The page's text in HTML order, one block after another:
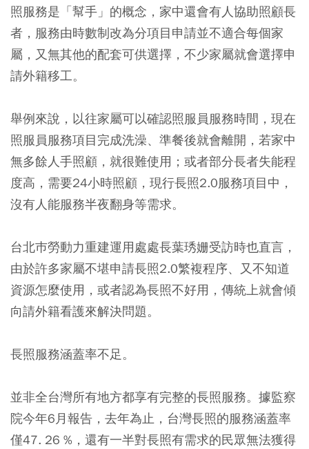
照服務是「幫手」的概念，家中還會有人協助照顧長
者，服務由時數制改為分項目申請並不適合每個家
屬，又無其他的配套可供選擇，不少家屬就會選擇申
請外籍移工。
舉例來說，以往家屬可以確認照服員服務時間，現在
照服員服務項目完成洗澡、準餐後就會離開，若家中
無多餘人手照顧，就很難使用；或者部分長者失能程
度高，需要24小時照顧，現行長照2.0服務項目中，
沒有人能服務半夜翻身等需求。
台北巿勞動力重建運用處處長葉琇姗受訪時也直言，
由於許多家屬不堪申請長照2.0繁複程序、又不知道
資源怎麼使用，或者認為長照不好用，傳統上就會傾
向請外籍看護來解決問題。
長照服務涵蓋率不足。
並非全台灣所有地方都享有完整的長照服務。據監察
院今年6月報告，去年為止，台灣長照的服務涵蓋率
僅47. 26 %，還有一半對長照有需求的民眾無法獲得